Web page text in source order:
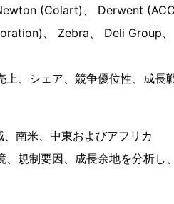
(Colart)、 Derwent
、 Zebra、 Deli Group
、シェア、競争優位性、成長
南米、中東およびアフリカ
規制要因、成長余地を分析し